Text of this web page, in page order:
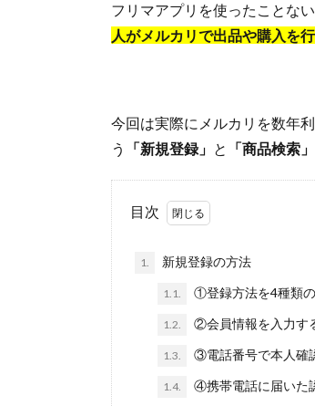
フリマアプリを使ったことな
人がメルカリで出品や購入を行
今回は実際にメルカリを数年
う
「新規登録」 と 「商品検索」
目次
1. 新規登録の方法
1.1. ①登録方法を4種類
1.2. ②会員情報を入力す
1.3. ③電話番号で本人確
1.4. ④携帯電話に届いた